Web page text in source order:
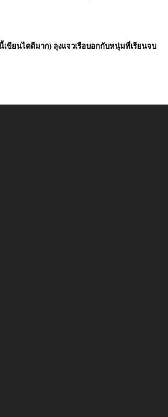
นี้เขียนไดดีมาก) ลุงแจวเรือบอกกับหนุ่มที่เรียนจบ